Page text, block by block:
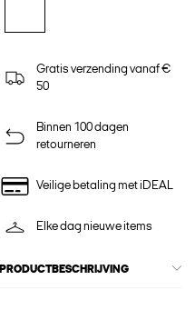
Gratis verzending vanaf €
50
Binnen 100 dagen
retourneren
Veilige betaling met iDEAL
Elke dag nieuwe items
PRODUCTBESCHRIJVING